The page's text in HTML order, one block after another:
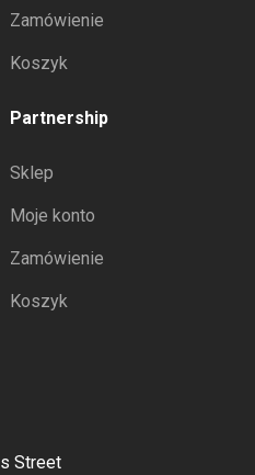
Zamówienie
Koszyk
Partnership
Sklep
Moje konto
Zamówienie
Koszyk
Street